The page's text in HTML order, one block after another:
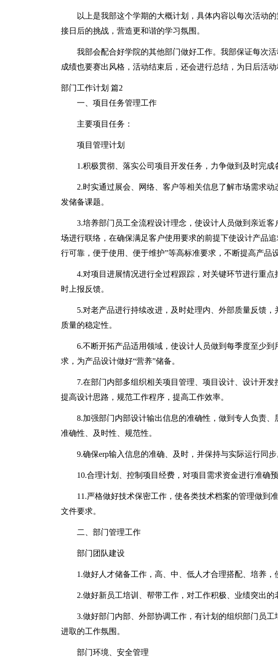
以上是我部这个学期的大概计划，具体内容以每次活动
接日后的挑战，营造更和谐的学习氛围。
我部会配合好学院的其他部门做好工作。我部保证每次
成绩也要赛出风格，活动结束后，还会进行总结，为日后活动
部门工作计划 篇2
一、项目任务管理工作
主要项目任务：
项目管理计划
1.积极贯彻、落实公司项目开发任务，力争做到及时完成
2.时实通过展会、网络、客户等相关信息了解市场需求
发储备课题。
3.培养部门员工全流程设计理念，使设计人员做到亲近
场进行联络，在确保满足客户使用要求的前提下使设计产品
行可靠，便于使用、便于维护”等高标准要求，不断提高产品
4.对项目进展情况进行全过程跟踪，对关键环节进行重
时上报反馈。
5.对老产品进行持续改进，及时处理内、外部质量反馈
质量的稳定性。
6.不断开拓产品适用领域，使设计人员做到每季度至少
求，为产品设计做好“营养”储备。
7.在部门内部多组织相关项目管理、项目设计、设计开
提高设计思路，规范工作程序，提高工作效率。
8.加强部门内部设计输出信息的准确性，做到专人负责
准确性、及时性、规范性。
9.确保erp输入信息的准确、及时，并保持与实际运行同步
10.合理计划、控制项目经费，对项目需求资金进行准确
11.严格做好技术保密工作，使各类技术档案的管理做到
文件要求。
二、部门管理工作
部门团队建设
1.做好人才储备工作，高、中、低人才合理搭配、培养，
2.做好新员工培训、帮带工作，对工作积极、业绩突出的
3.做好部门内部、外部协调工作，有计划的组织部门员工
进取的工作氛围。
部门环境、安全管理